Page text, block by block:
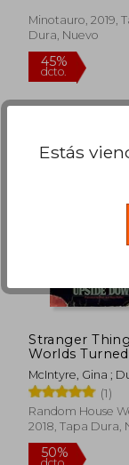
dcto.
50%
dcto.
Minotauro, 2019,
Dura, Nuevo
Stranger
Worlds
Down: The
Behind-The-
Companion (en
Inglés)
McIntyre, Gina ;
Matt ; Duffer, Ross
(1)
Random House
2018, Tapa Dura,
Estás